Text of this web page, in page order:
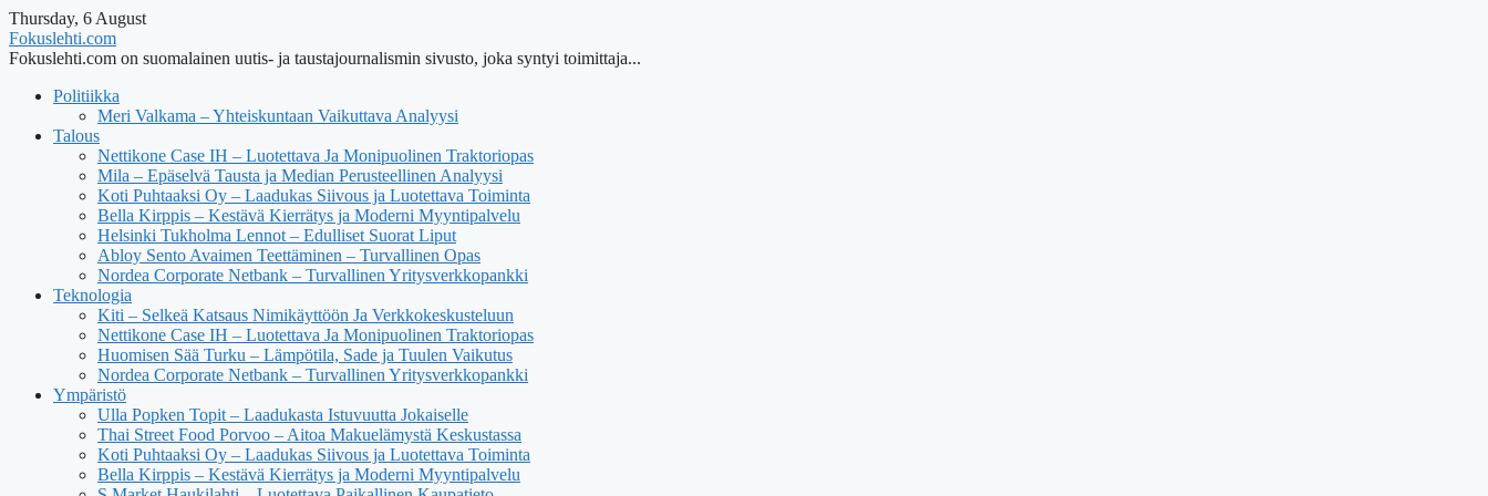
Thursday, 6 August
Fokuslehti.com
Fokuslehti.com on suomalainen uutis- ja taustajournalismin sivusto, joka syntyi toimittaja...
Politiikka
Meri Valkama – Yhteiskuntaan Vaikuttava Analyysi
Talous
Nettikone Case IH – Luotettava Ja Monipuolinen Traktoriopas
Mila – Epäselvä Tausta ja Median Perusteellinen Analyysi
Koti Puhtaaksi Oy – Laadukas Siivous ja Luotettava Toiminta
Bella Kirppis – Kestävä Kierrätys ja Moderni Myyntipalvelu
Helsinki Tukholma Lennot – Edulliset Suorat Liput
Abloy Sento Avaimen Teettäminen – Turvallinen Opas
Nordea Corporate Netbank – Turvallinen Yritysverkkopankki
Teknologia
Kiti – Selkeä Katsaus Nimikäyttöön Ja Verkkokeskusteluun
Nettikone Case IH – Luotettava Ja Monipuolinen Traktoriopas
Huomisen Sää Turku – Lämpötila, Sade ja Tuulen Vaikutus
Nordea Corporate Netbank – Turvallinen Yritysverkkopankki
Ympäristö
Ulla Popken Topit – Laadukasta Istuvuutta Jokaiselle
Thai Street Food Porvoo – Aitoa Makuelämystä Keskustassa
Koti Puhtaaksi Oy – Laadukas Siivous ja Luotettava Toiminta
Bella Kirppis – Kestävä Kierrätys ja Moderni Myyntipalvelu